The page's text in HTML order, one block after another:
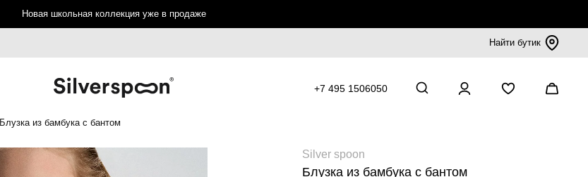
Новая школьная коллекция уже в продаже
Найти бутик
+7 495 1506050
Блузка из бамбука с бантом
Silver spoon
Блузка из бамбука с бантом